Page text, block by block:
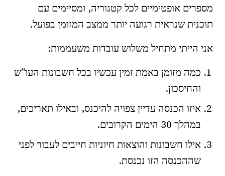
מספרים אופטימיים לכל קטגוריה, ומסיימים עם
תוכנית שנראית רגועה יותר ממצב המזומן בפועל.
אני הייתי מתחיל משלוש עובדות משעממות:
כמה מזומן באמת זמין עכשיו בכל חשבונות העו"ש
והחיסכון.
איזו הכנסה עדיין צפויה להיכנס, ובאילו תאריכים,
במהלך 30 הימים הקרובים.
אילו חשבונות והוצאות חיוניות חייבים לעבור לפני
שההכנסה הזו נכנסת.